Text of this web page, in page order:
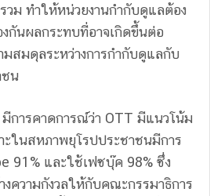
วม ทำให้หน่วยงานกำกับดูแลต้อง
กันผลกระทบที่อาจเกิดขึ้นต่อ
มสมดุลระหว่างการกำกับดูแลกับ
ชน
การคาดการณ์ว่า OTT มีแนวโน้ม
ะในสหภาพยุโรปประชาชนมีการ
91% และใช้เฟซบุ๊ค 98% ซึ่ง
งความกังวลให้กับคณะกรรมาธิการ